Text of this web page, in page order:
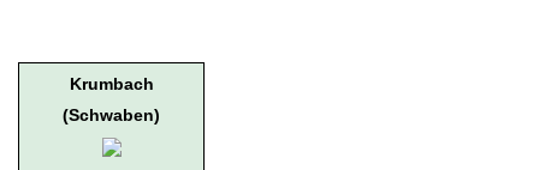
Krumbach
(Schwaben)